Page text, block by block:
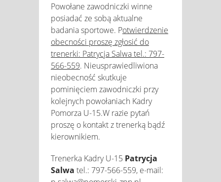
Powołane zawodniczki winne
posiadać ze sobą aktualne
badania sportowe. Potwierdzenie
obecności proszę zgłosić do
trenerki: Patrycja Salwa tel.: 797-
566-559. Nieusprawiedliwiona
nieobecność skutkuje
pominięciem zawodniczki przy
kolejnych powołaniach Kadry
Pomorza U-15.W razie pytań
proszę o kontakt z trenerką bądź
kierownikiem.
Trenerka Kadry U-15 Patrycja
Salwa tel.: 797-566-559, e-mail: